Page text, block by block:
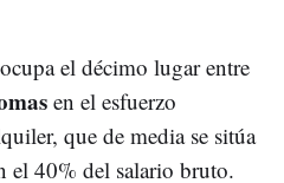
el décimo lugar entre
en el esfuerzo
que de media se sitúa
el 40% del salario bruto.